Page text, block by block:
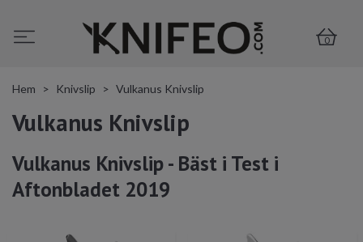
0
Hem Knivslip Vulkanus Knivslip
Vulkanus Knivslip
Vulkanus Knivslip - Bäst i Test i
Aftonbladet 2019